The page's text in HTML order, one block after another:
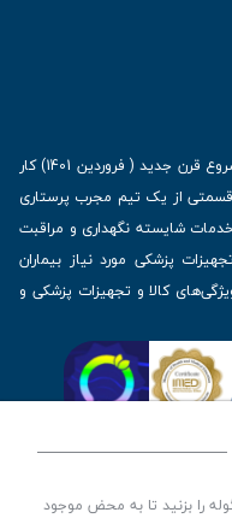
را بزنید تا به محض موجود
فروشگاه اینترنتی سیب 115 در اولین روزهای شروع قرن جدید ( فروردین 1401) کار
خود را آغاز کرد. از آنجایی که گروه سیب 115 قسمتی از یک تیم مجرب پرستاری
شایسته نگهداری و مراقبت
پزشکی مورد نیاز بیماران
کالا و تجهیزات پزشکی و
را دارا می‌باشد
پزشکی سیب 115 ) است، توسعه و